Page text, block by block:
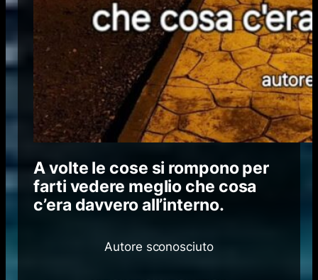
A volte le cose si rompono per
farti vedere meglio che cosa
c’era davvero all’interno.
Autore sconosciuto